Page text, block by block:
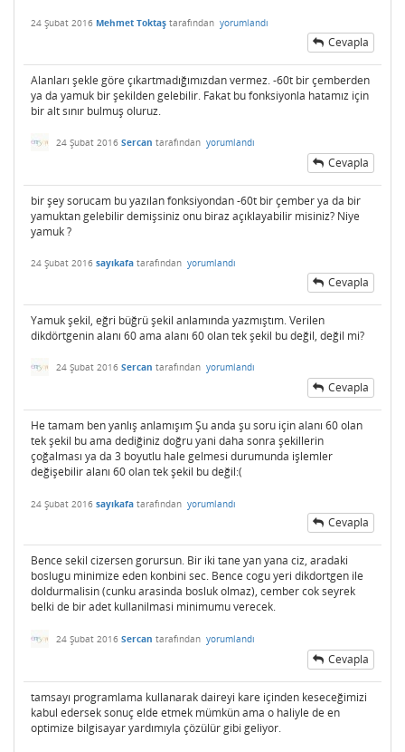
24 Şubat 2016 Mehmet Toktaş tarafından yorumlandı
Cevapla
Alanları şekle göre çıkartmadığımızdan vermez. -60t bir çemberden
ya da yamuk bir şekilden gelebilir. Fakat bu fonksiyonla hatamız için
bir alt sınır bulmuş oluruz.
24 Şubat 2016 Sercan tarafından yorumlandı
Cevapla
bir şey sorucam bu yazılan fonksiyondan -60t bir çember ya da bir
yamuktan gelebilir demişsiniz onu biraz açıklayabilir misiniz? Niye
yamuk ?
24 Şubat 2016 sayıkafa tarafından yorumlandı
Cevapla
Yamuk şekil, eğri büğrü şekil anlamında yazmıştım. Verilen
dikdörtgenin alanı 60 ama alanı 60 olan tek şekil bu değil, değil mi?
24 Şubat 2016 Sercan tarafından yorumlandı
Cevapla
He tamam ben yanlış anlamışım Şu anda şu soru için alanı 60 olan
tek şekil bu ama dediğiniz doğru yani daha sonra şekillerin
çoğalması ya da 3 boyutlu hale gelmesi durumunda işlemler
değişebilir alanı 60 olan tek şekil bu değil:(
24 Şubat 2016 sayıkafa tarafından yorumlandı
Cevapla
Bence sekil cizersen gorursun. Bir iki tane yan yana ciz, aradaki
boslugu minimize eden konbini sec. Bence cogu yeri dikdortgen ile
doldurmalisin (cunku arasinda bosluk olmaz), cember cok seyrek
belki de bir adet kullanilmasi minimumu verecek.
24 Şubat 2016 Sercan tarafından yorumlandı
Cevapla
tamsayı programlama kullanarak daireyi kare içinden keseceğimizi
kabul edersek sonuç elde etmek mümkün ama o haliyle de en
optimize bilgisayar yardımıyla çözülür gibi geliyor.